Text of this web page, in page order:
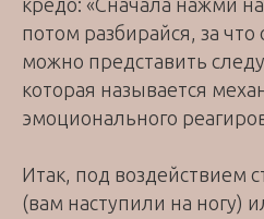
кредо: «Сначала нажми
потом разбирайся, за что
можно представить
которая называется
эмоционального
Итак, под воздействием
(вам наступили на ногу)